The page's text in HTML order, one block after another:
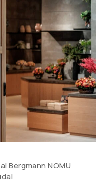
Bergmann NOMU